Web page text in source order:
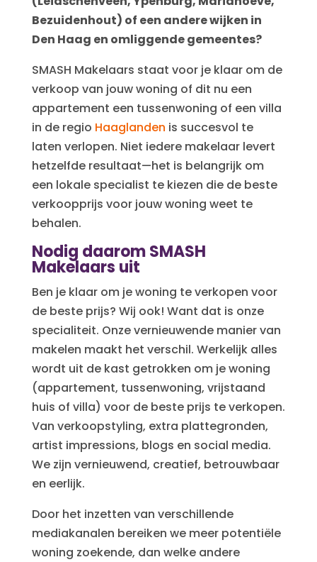
Bezuidenhout) of een andere wijken in
Den Haag en omliggende gemeentes?
SMASH Makelaars staat voor je klaar om de
verkoop van jouw woning of dit nu een
appartement een tussenwoning of een villa
in de regio Haaglanden is succesvol te
laten verlopen. Niet iedere makelaar levert
hetzelfde resultaat—het is belangrijk om
een lokale specialist te kiezen die de beste
verkoopprijs voor jouw woning weet te
behalen.
Nodig daarom SMASH
Makelaars uit
Ben je klaar om je woning te verkopen voor
de beste prijs? Wij ook! Want dat is onze
specialiteit. Onze vernieuwende manier van
makelen maakt het verschil. Werkelijk alles
wordt uit de kast getrokken om je woning
(appartement, tussenwoning, vrijstaand
huis of villa) voor de beste prijs te verkopen.
Van verkoopstyling, extra plattegronden,
artist impressions, blogs en social media.
We zijn vernieuwend, creatief, betrouwbaar
en eerlijk.
Door het inzetten van verschillende
mediakanalen bereiken we meer potentiële
woning zoekende, dan welke andere